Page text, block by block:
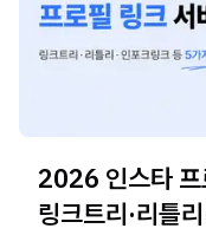
2026 인스타 프
링크트리·리틀